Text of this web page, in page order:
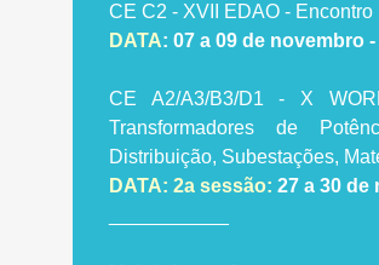
CE C2 - XVII EDAO -
DATA: 07 a 09 de novembro
CE A2/A3/B3/D1 - X
Transformadores de
Distribuição, Subestações,
DATA: 2a sessão: 27 a 30 de